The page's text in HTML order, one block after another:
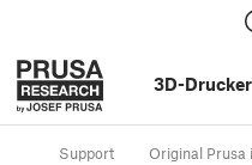
3D-Drucker
Support Original Prusa